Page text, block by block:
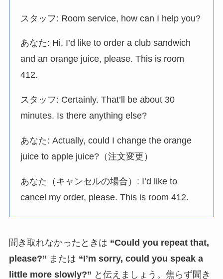
スタッフ: Room service, how can I help you?
あなた: Hi, I’d like to order a club sandwich
and an orange juice, please. This is room
412.
スタッフ: Certainly. That’ll be about 30
minutes. Is there anything else?
あなた: Actually, could I change the orange
juice to apple juice?（注文変更）
あなた（キャンセルの場合）: I’d like to
cancel my order, please. This is room 412.
聞き取れなかったときは “Could you repeat that,
please?” または “I’m sorry, could you speak a
little more slowly?” と伝えましょう。焦らず聞き